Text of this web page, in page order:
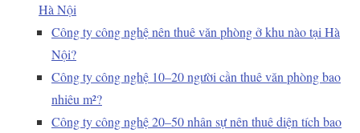
Hà Nội
Công ty công nghệ nên thuê văn phòng ở khu nào tại Hà
Nội?
Công ty công nghệ 10–20 người cần thuê văn phòng bao
nhiêu m²?
Công ty công nghệ 20–50 nhân sự nên thuê diện tích bao